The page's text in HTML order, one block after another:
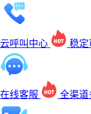
云呼叫中心 稳定
在线客服 全渠道